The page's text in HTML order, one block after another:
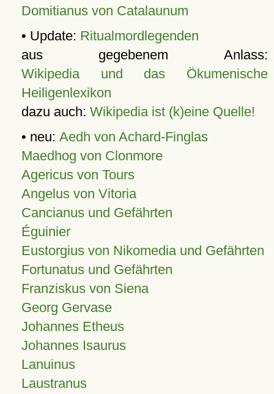
Domitianus von Catalaunum
• Update: Ritualmordlegenden
aus gegebenem Anlass:
Wikipedia und das Ökumenische
Heiligenlexikon
dazu auch: Wikipedia ist (k)eine Quelle!
• neu: Aedh von Achard-Finglas
Maedhog von Clonmore
Agericus von Tours
Angelus von Vitoria
Cancianus und Gefährten
Éguinier
Eustorgius von Nikomedia und Gefährten
Fortunatus und Gefährten
Franziskus von Siena
Georg Gervase
Johannes Etheus
Johannes Isaurus
Lanuinus
Laustranus